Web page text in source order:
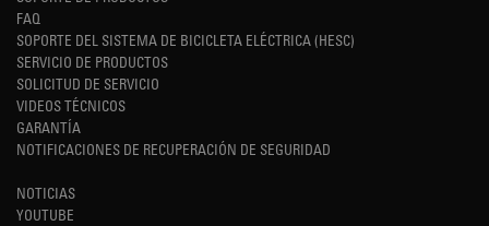
FAQ
SOPORTE DEL SISTEMA DE BICICLETA ELÉCTRICA (HESC)
SERVICIO DE PRODUCTOS
SOLICITUD DE SERVICIO
VIDEOS TÉCNICOS
GARANTÍA
NOTIFICACIONES DE RECUPERACIÓN DE SEGURIDAD
NOTICIAS
YOUTUBE